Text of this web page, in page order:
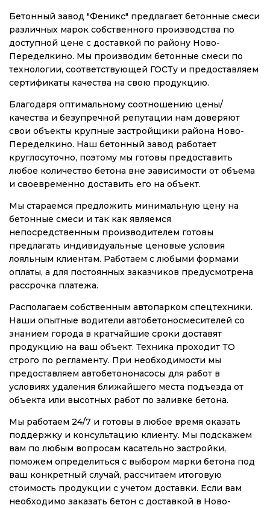
Бетонный завод "Феникс" предлагает бетонные смеси
различных марок собственного производства по
доступной цене с доставкой по району Ново-
Переделкино. Мы производим бетонные смеси по
технологии, соответствующей ГОСТу и предоставляем
сертификаты качества на свою продукцию.
Благодаря оптимальному соотношению цены/
качества и безупречной репутации нам доверяют
свои объекты крупные застройщики района Ново-
Переделкино. Наш бетонный завод работает
круглосуточно, поэтому мы готовы предоставить
любое количество бетона вне зависимости от объема
и своевременно доставить его на объект.
Мы стараемся предложить минимальную цену на
бетонные смеси и так как являемся
непосредственным производителем готовы
предлагать индивидуальные ценовые условия
лояльным клиентам. Работаем с любыми формами
оплаты, а для постоянных заказчиков предусмотрена
рассрочка платежа.
Располагаем собственным автопарком спецтехники.
Наши опытные водители автобетоносмесителей со
знанием города в кратчайшие сроки доставят
продукцию на ваш объект. Техника проходит ТО
строго по регламенту. При необходимости мы
предоставляем автобетононасосы для работ в
условиях удаления ближайшего места подъезда от
объекта или высотных работ по заливке бетона.
Мы работаем 24/7 и готовы в любое время оказать
поддержку и консультацию клиенту. Мы подскажем
вам по любым вопросам касательно застройки,
поможем определиться с выбором марки бетона под
ваш конкретный случай, рассчитаем итоговую
стоимость продукции с учетом доставки. Если вам
необходимо заказать бетон с доставкой в Ново-